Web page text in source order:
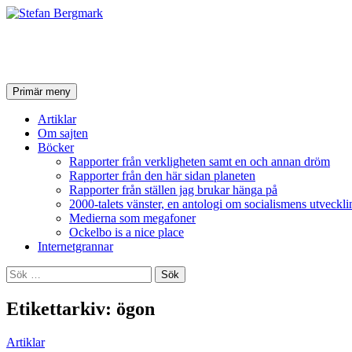
SökPrimär meny Hoppa
till
innehåll
Artiklar
Om sajten
Böcker
Rapporter från verkligheten samt en och annan dröm
Rapporter från den här sidan planeten
Rapporter från ställen jag brukar hänga på
2000-talets vänster, en antologi om socialismens
Medierna som megafoner
Ockelbo is a nice place
Internetgrannar
Sök
efter:
Etikettarkiv: ögon
Artiklar